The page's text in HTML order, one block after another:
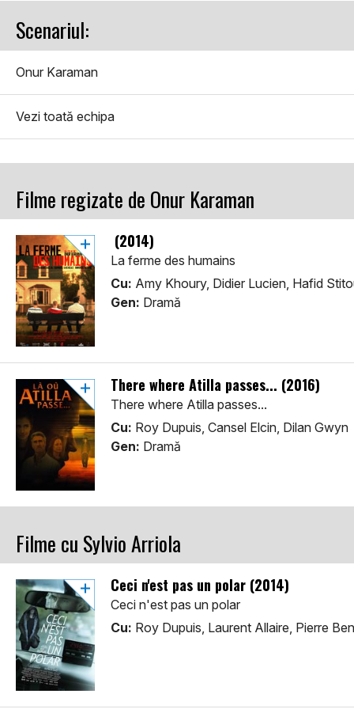
Scenariul:
Onur Karaman
Vezi toată echipa
Filme regizate de Onur Karaman
(2014)
La ferme des humains
Cu: Amy Khoury, Didier Lucien, Hafid
Gen: Dramă
There where Atilla passes... (2016)
There where Atilla passes...
Cu: Roy Dupuis, Cansel Elcin, Dilan Gwyn
Gen: Dramă
Filme cu Sylvio Arriola
Ceci n'est pas un polar (2014)
Ceci n'est pas un polar
Cu: Roy Dupuis, Laurent Allaire, Pierre